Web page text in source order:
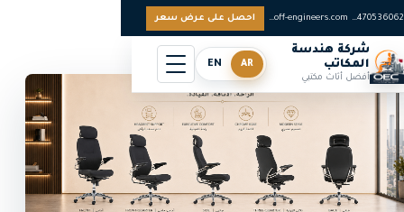
0097470536062
sales@off-engineers.com احصل على عرض سعر
شركة هندسة
المكاتب
أفضل أثاث مكتبي
AR
EN